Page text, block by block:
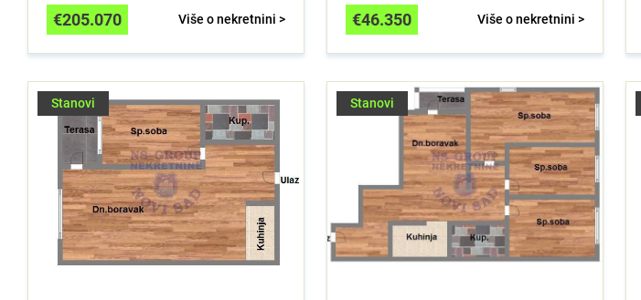
Više o nekretnini >
€205.070 Više o nekretnini >
€46.350
Stanovi Stanovi